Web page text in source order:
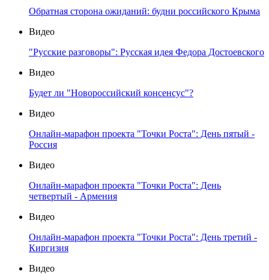
Обратная сторона ожиданий: будни российского Крыма
Видео
"Русские разговоры": Русская идея Федора Достоевского
Видео
Будет ли "Новороссийский консенсус"?
Видео
Онлайн-марафон проекта "Точки Роста": День пятый -
Россия
Видео
Онлайн-марафон проекта "Точки Роста": День
четвертый - Армения
Видео
Онлайн-марафон проекта "Точки Роста": День третий -
Киргизия
Видео